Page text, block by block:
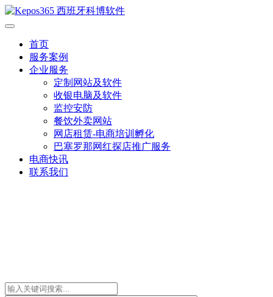
首页
服务案例
企业服务
定制网站及软件
收银电脑及软件
监控安防
餐饮外卖网站
网店租赁-电商培训孵化
巴塞罗那网红探店推广服务
电商快讯
联系我们